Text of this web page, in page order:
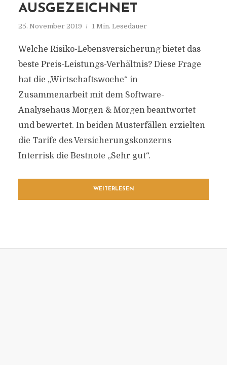
AUSGEZEICHNET
25. November 2019 1 Min. Lesedauer
Welche Risiko-Lebensversicherung bietet das
beste Preis-Leistungs-Verhältnis? Diese Frage
hat die „Wirtschaftswoche“ in
Zusammenarbeit mit dem Software-
Analysehaus Morgen & Morgen beantwortet
und bewertet. In beiden Musterfällen erzielten
die Tarife des Versicherungskonzerns
Interrisk die Bestnote „Sehr gut“.
WEITERLESEN